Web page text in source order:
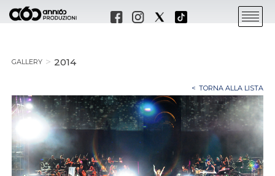
GALLERY 2014
TORNA ALLA LISTA